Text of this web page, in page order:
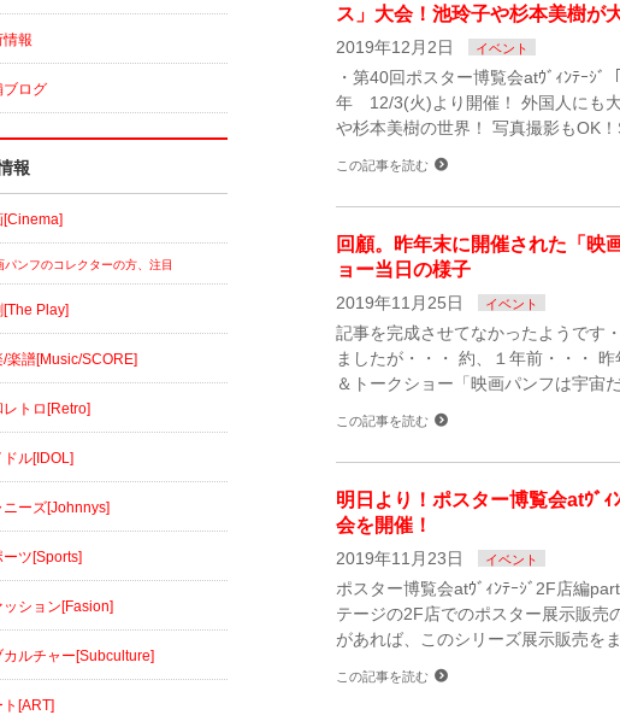
ス」大会！池玲子や杉本美樹が
2019年12月2日 イベント
・第40回ポスター博覧会atｳﾞｨﾝﾃｰｼ
年 12/3(火)より開催！ 外国人にも
や杉本美樹の世界！ 写真撮影もOK
この記事を読む
回顧。昨年末に開催された「映
ョー当日の様子
2019年11月25日 イベント
記事を完成させてなかったようです
ましたが・・・ 約、１年前・・・
＆トークショー「映画パンフは宇宙
この記事を読む
明日より！ポスター博覧会atｳﾞ
会を開催！
2019年11月23日 イベント
ポスター博覧会atｳﾞｨﾝﾃｰｼﾞ2F店編
テージの2F店でのポスター展示販売
があれば、このシリーズ展示販売を
この記事を読む
情報
ブログ
報
[Cinema]
パンフのコレクターの方、注目
[The Play]
/楽譜[Music/SCORE]
レトロ[Retro]
ドル[IDOL]
ニーズ[Johnnys]
ーツ[Sports]
ッション[Fasion]
カルチャー[Subculture]
ト[ART]